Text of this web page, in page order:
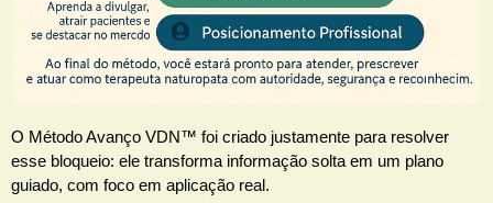
O Método Avanço VDN™ foi criado justamente para resolver
esse bloqueio: ele transforma informação solta em um plano
guiado, com foco em aplicação real.